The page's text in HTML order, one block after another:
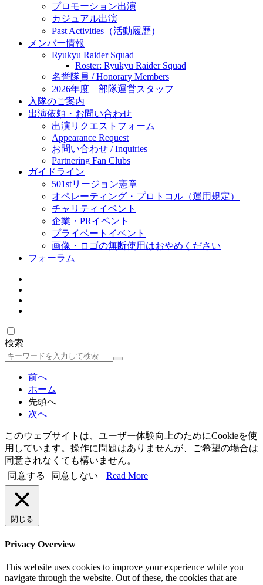
プロモーション出演
カジュアル出演
Past Activities（活動履歴）
メンバー情報
Ryukyu Raider Squad
Roster: Ryukyu Raider Squad
名誉隊員 / Honorary Members
2026年度 部隊運営スタッフ
入隊のご案内
出演依頼・お問い合わせ
出演リクエストフォーム
Appearance Request
お問い合わせ / Inquiries
Partnering Fan Clubs
ガイドライン
501stリージョン憲章
オペレーティング・プロトコル（運用規定）
チャリティイベント
企業・PRイベント
プライベートイベント
画像・ロゴの無断使用はおやめください
フォーラム
検索
検
前へ
ホーム
先頭へ
次へ
このウェブサイトは、ユーザー体験向上のためにCookieを使
用しています。操作に問題はありませんが、ご希望の場合は
同意されなくても構いません。
同意する
同意しない Read More
閉じる
Privacy Overview
This website uses cookies to improve your experience while you
navigate through the website. Out of these, the cookies that are